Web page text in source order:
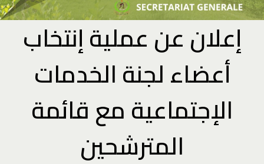
إعلان عن عملية إنتخاب
أعضاء لجنة الخدمات
الإجتماعية مع قائمة
المترشحين